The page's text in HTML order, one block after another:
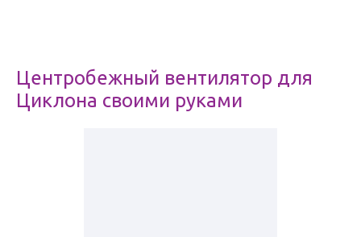
Центробежный вентилятор для
Циклона своими руками